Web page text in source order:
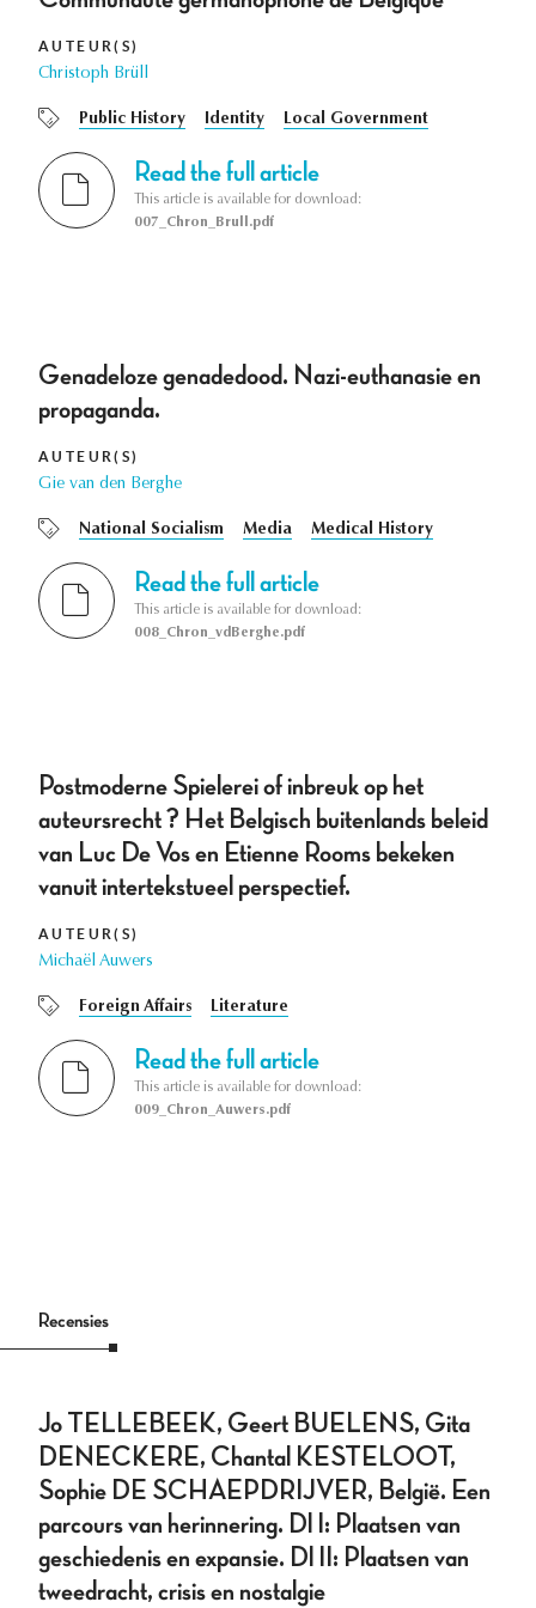
AUTEUR(S)
Christoph Brüll
Public History Identity Local Government
Read the full article
This article is available for download:
007_Chron_Brull.pdf
Genadeloze genadedood. Nazi-euthanasie en
propaganda.
AUTEUR(S)
Gie van den Berghe
National Socialism Media Medical History
Read the full article
This article is available for download:
008_Chron_vdBerghe.pdf
Postmoderne Spielerei of inbreuk op het
auteursrecht ? Het Belgisch buitenlands beleid
van Luc De Vos en Etienne Rooms bekeken
vanuit intertekstueel perspectief.
AUTEUR(S)
Michaël Auwers
Foreign Affairs Literature
Read the full article
This article is available for download:
009_Chron_Auwers.pdf
Recensies
Jo TELLEBEEK, Geert BUELENS, Gita
DENECKERE, Chantal KESTELOOT,
Sophie DE SCHAEPDRIJVER, België. Een
parcours van herinnering. Dl I: Plaatsen van
geschiedenis en expansie. Dl II: Plaatsen van
tweedracht, crisis en nostalgie